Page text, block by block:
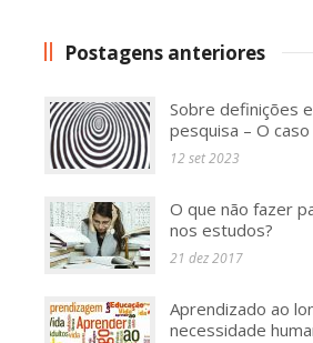
Postagens anteriores
Sobre definições
pesquisa – O
12 set 2023
O que não fazer
nos estudos?
21 dez 2017
Aprendizado ao
necessidade